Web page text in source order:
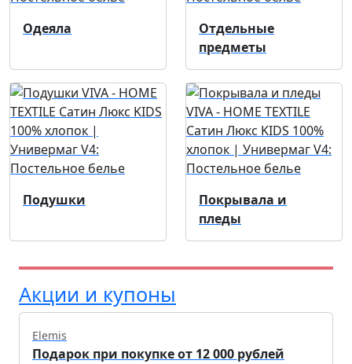
Одеяла
Отдельные
предметы
Подушки
Покрывала и
пледы
Акции и купоны
Elemis
Подарок при покупке от 12 000 рублей